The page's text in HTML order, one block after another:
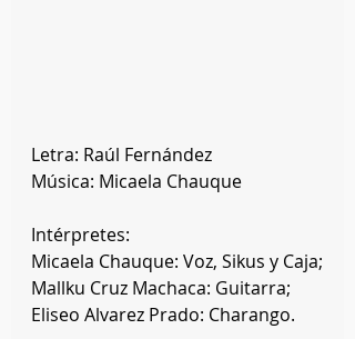
Letra: Raúl Fernández
Música: Micaela Chauque
Intérpretes:
Micaela Chauque: Voz, Sikus y Caja;
Mallku Cruz Machaca: Guitarra;
Eliseo Alvarez Prado: Charango.